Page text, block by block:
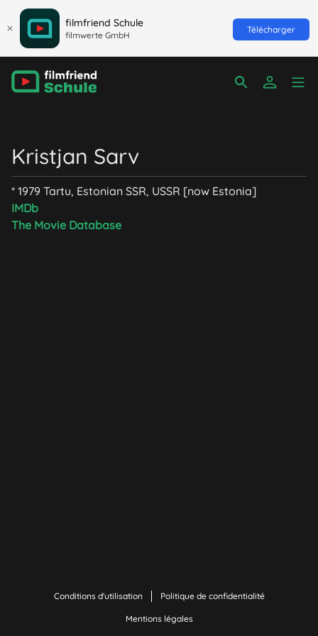
filmfriend Schule
filmwerte GmbH
Télécharger
Kristjan Sarv
* 1979 Tartu, Estonian SSR, USSR [now Estonia]
IMDb
The Movie Database
Conditions d'utilisation Politique de confidentialité
Mentions légales